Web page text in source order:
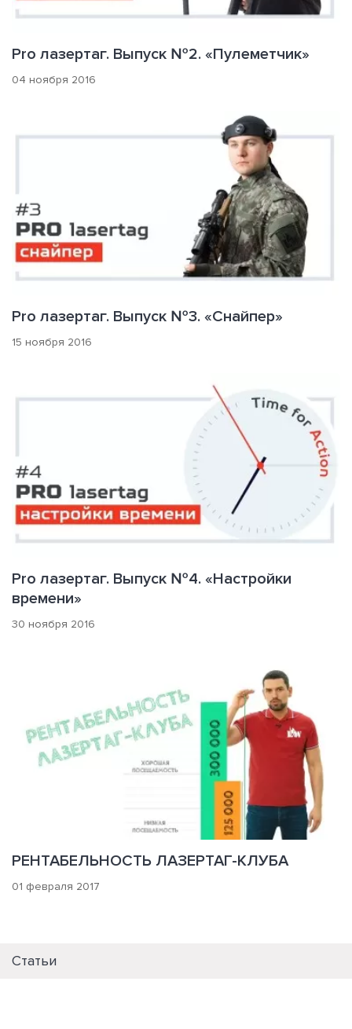
Pro лазертаг. Выпуск №2. «Пулеметчик»
04 ноября 2016
Pro лазертаг. Выпуск №3. «Снайпер»
15 ноября 2016
Pro лазертаг. Выпуск №4. «Настройки
времени»
30 ноября 2016
РЕНТАБЕЛЬНОСТЬ ЛАЗЕРТАГ-КЛУБА
01 февраля 2017
Статьи